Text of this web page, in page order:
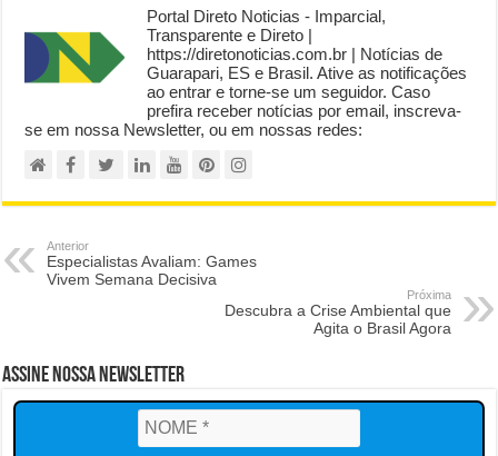
Portal Direto Noticias - Imparcial,
Transparente e Direto |
https://diretonoticias.com.br | Notícias de
Guarapari, ES e Brasil. Ative as notificações
ao entrar e torne-se um seguidor. Caso
prefira receber notícias por email, inscreva-
se em nossa Newsletter, ou em nossas redes:
Anterior
Especialistas Avaliam: Games
Vivem Semana Decisiva
Próxima
Descubra a Crise Ambiental que
Agita o Brasil Agora
Assine Nossa Newsletter